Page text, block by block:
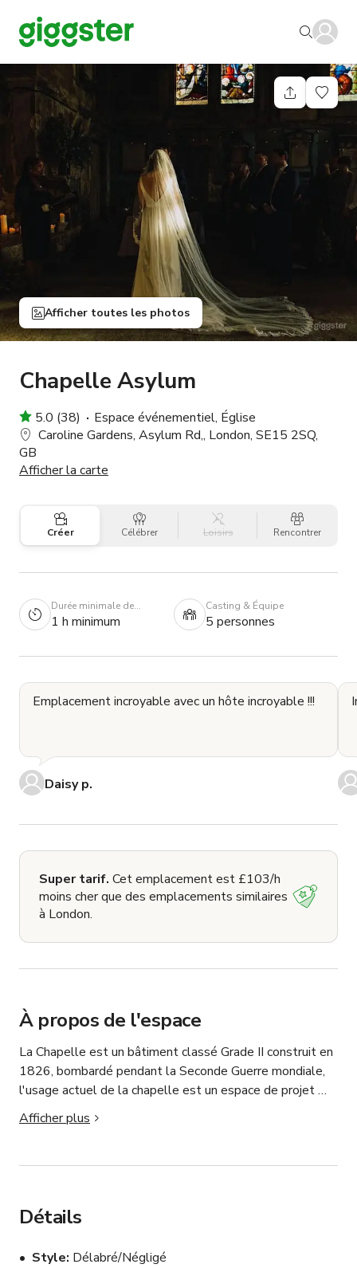
Afficher toutes les photos
Chapelle Asylum
5.0 (38)
Espace événementiel, Église
Caroline Gardens, Asylum Rd,, London, SE15 2SQ,
GB
Afficher la carte
Créer Célébrer Loisirs Rencontrer
Durée minimale de
réservation
1 h minimum
Casting & Équipe
5 personnes
Emplacement incroyable avec un hôte incroyable !!!
Daisy p.
Super tarif. Cet emplacement est £103/h
moins cher que des emplacements similaires
à London.
À propos de l'espace
La Chapelle est un bâtiment classé Grade II construit en
1826, bombardé pendant la Seconde Guerre mondiale,
l'usage actuel de la chapelle est un espace de projet
flexible.
Afficher plus
Détails
Style Délabré/Négligé